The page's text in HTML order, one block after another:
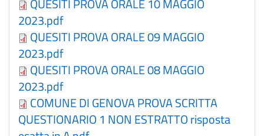
QUESITI PROVA ORALE 10 MAGGIO
2023.pdf
QUESITI PROVA ORALE 09 MAGGIO
2023.pdf
QUESITI PROVA ORALE 08 MAGGIO
2023.pdf
COMUNE DI GENOVA PROVA SCRITTA
QUESTIONARIO 1 NON ESTRATTO risposta